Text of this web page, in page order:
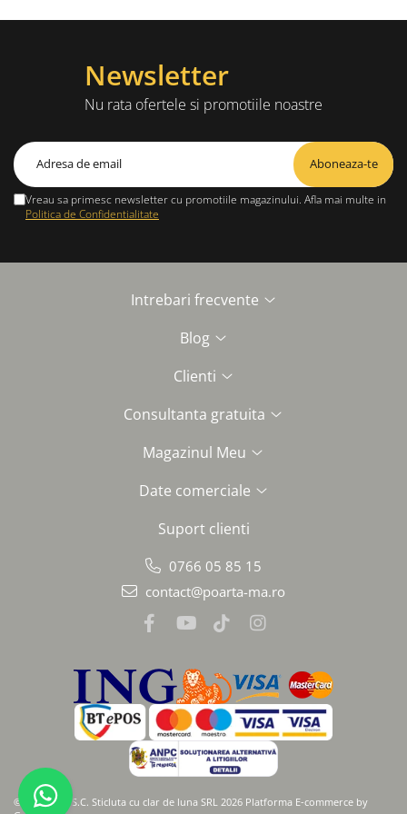
Newsletter
Nu rata ofertele si promotiile noastre
Vreau sa primesc newsletter cu promotiile magazinului. Afla mai multe in
Politica de Confidentialitate
Intrebari frecvente
Blog
Clienti
Consultanta gratuita
Magazinul Meu
Date comerciale
Suport clienti
0766 05 85 15
contact@poarta-ma.ro
©Copyright S.C. Sticluta cu clar de luna SRL 2026 Platforma E-commerce by